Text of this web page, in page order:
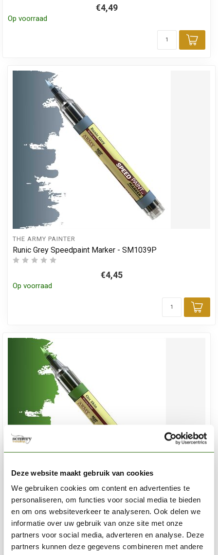
Deze website maakt gebruik van cookies
We gebruiken cookies om content en advertenties te
personaliseren, om functies voor social media te bieden
en om ons websiteverkeer te analyseren. Ook delen we
informatie over uw gebruik van onze site met onze
partners voor social media, adverteren en analyse. Deze
partners kunnen deze gegevens combineren met andere
€4,49
Op voorraad
THE ARMY PAINTER
Runic Grey Speedpaint Marker - SM1039P
€4,45
Op voorraad
THE ARMY PAINTER
Orc Skin Speedpaint Marker - SM1022P
Op voorraad